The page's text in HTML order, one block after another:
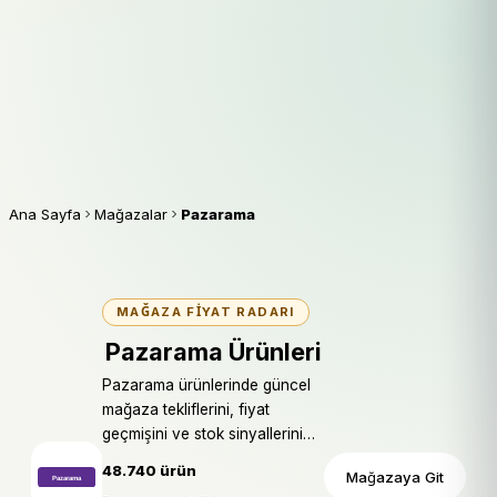
Ana Sayfa Mağazalar Pazarama
MAĞAZA FIYAT RADARI
Pazarama Ürünleri
Pazarama ürünlerinde güncel
mağaza tekliflerini, fiyat
geçmişini ve stok sinyallerini
48.740 ürün Mağazaya Git